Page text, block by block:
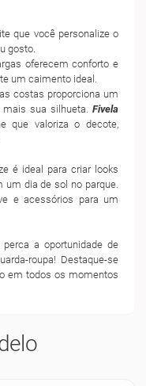
que você personalize o
gosto.
oferecem conforto e
um caimento ideal.
costas proporciona um
mais sua silhueta. Fivela
que valoriza o decote,
é ideal para criar looks
um dia de sol no parque.
e acessórios para um
perca a oportunidade de
roupa! Destaque-se
em todos os momentos